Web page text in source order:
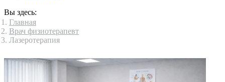
Вы здесь:
Главная
Врач физиотерапевт
Лазеротерапия